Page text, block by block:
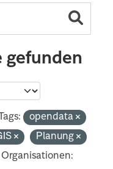
gefunden
Tags:
opendata
Planung
Organisationen: